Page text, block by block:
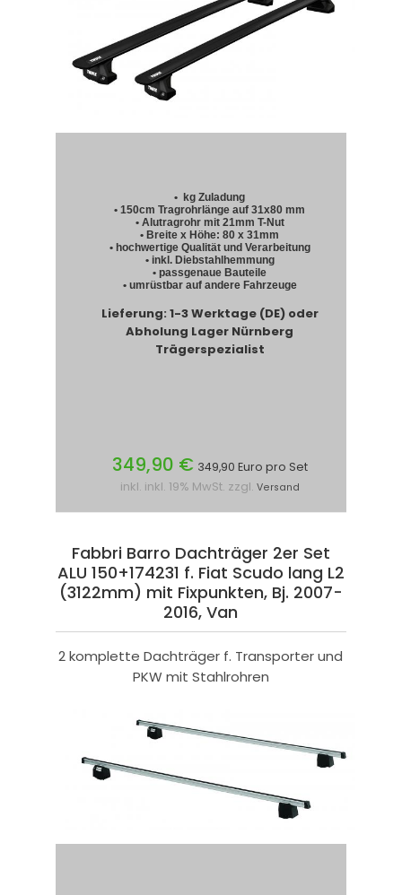
• kg Zuladung
• 150cm Tragrohrlänge auf 31x80 mm
• Alutragrohr mit 21mm T-Nut
• Breite x Höhe: 80 x 31mm
• hochwertige Qualität und Verarbeitung
• inkl. Diebstahlhemmung
• passgenaue Bauteile
• umrüstbar auf andere Fahrzeuge
Lieferung: 1-3 Werktage (DE) oder
Abholung Lager Nürnberg
Trägerspezialist
349,90 € 349,90 Euro pro Set
inkl. inkl. 19% MwSt. zzgl. Versand
Fabbri Barro Dachträger 2er Set
ALU 150+174231 f. Fiat Scudo lang L2
(3122mm) mit Fixpunkten, Bj. 2007-
2016, Van
2 komplette Dachträger f. Transporter und
PKW mit Stahlrohren